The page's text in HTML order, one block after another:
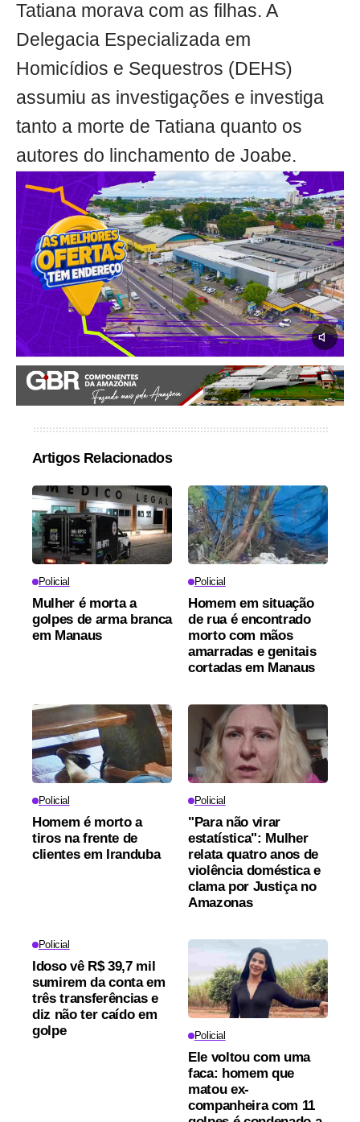
Tatiana morava com as filhas. A
Delegacia Especializada em
Homicídios e Sequestros (DEHS)
assumiu as investigações e investiga
tanto a morte de Tatiana quanto os
autores do linchamento de Joabe.
Artigos Relacionados
Policial
Mulher é morta a
golpes de arma branca
em Manaus
Policial
Homem em situação
de rua é encontrado
morto com mãos
amarradas e genitais
cortadas em Manaus
Policial
Homem é morto a
tiros na frente de
clientes em Iranduba
Policial
"Para não virar
estatística": Mulher
relata quatro anos de
violência doméstica e
clama por Justiça no
Amazonas
Policial
Idoso vê R$ 39,7 mil
sumirem da conta em
três transferências e
diz não ter caído em
golpe
Policial
Ele voltou com uma
faca: homem que
matou ex-
companheira com 11